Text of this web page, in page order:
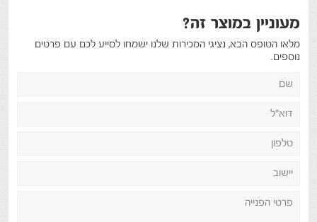
מעוניין במוצר זה?
מלאו הטופס הבא, נציגי המכירות שלנו ישמחו לסייע לכם עם פרטים
נוספים.